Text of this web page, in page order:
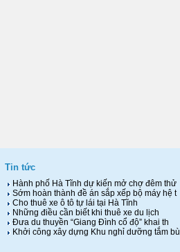
Tin tức
Hàn‌h phố Hà Tĩnh dự kiến mở chợ đêm thử
Sớm hoàn thành đề án sắp xếp bộ máy hệ t
Cho thuê xe ô tô tự lái tại Hà Tĩnh
Những điều cần biết khi thuê xe du lịch
Đưa du thuyền “Giang Đình cổ độ” khai th
Khởi công xây dựng Khu nghỉ dưỡng tắm bù